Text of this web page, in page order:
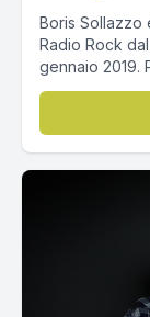
Boris Sollazzo
Radio Rock dal